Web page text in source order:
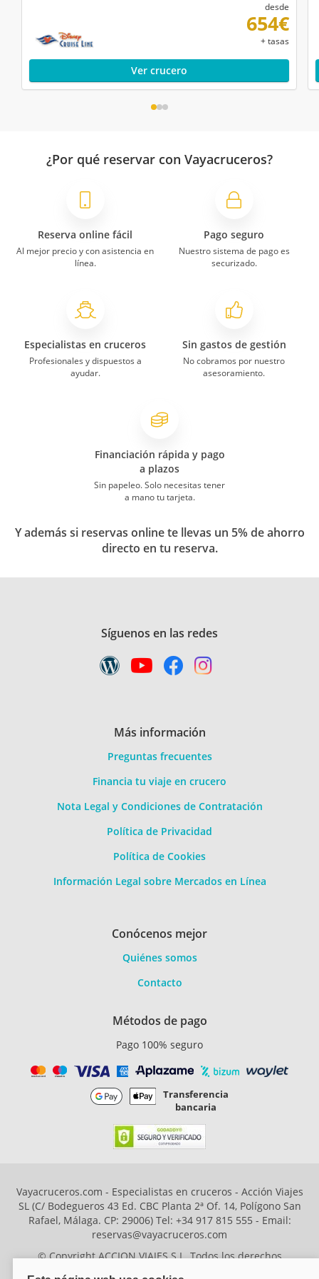
los padres en la piscina: en la de niños
imposible...muy masificada.
Disney Magic
Como en casi todos los cruceros el
No se me queda algo pendiente...., un
crucero relativamente caro para lo que
El servicio
Nos quitaron una parada y nos metieron
realmente se pasaron la noche con
ruidosas obras de mantenimiento en el
desde
654€
+ tasas
Ver crucero
¿Por qué reservar con Vayacruceros?
Reserva online fácil
Al mejor precio y con asistencia en
línea.
Pago seguro
Nuestro sistema de pago es
securizado.
Especialistas en cruceros
Profesionales y dispuestos a
ayudar.
Sin gastos de gestión
No cobramos por nuestro
asesoramiento.
Financiación rápida y pago
a plazos
Sin papeleo. Solo necesitas tener
a mano tu tarjeta.
Y además si reservas online te llevas un 5% de ahorro
directo en tu reserva.
Síguenos en las redes
Más información
Preguntas frecuentes
Financia tu viaje en crucero
Nota Legal y Condiciones de Contratación
Política de Privacidad
Política de Cookies
Información Legal sobre Mercados en Línea
Conócenos mejor
Quiénes somos
Contacto
Métodos de pago
Pago 100% seguro
Transferencia
bancaria
Vayacruceros.com - Especialistas en cruceros - Acción Viajes
SL (C/ Bodegueros 43 Ed. CBC Planta 2ª Of. 14, Polígono San
Rafael, Málaga. CP: 29006) Tel: +34 917 815 555 - Email:
reservas@vayacruceros.com
© Copyright ACCION VIAJES S.L. Todos los derechos